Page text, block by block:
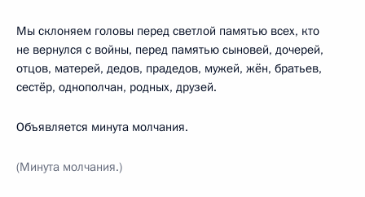
Мы склоняем головы перед светлой памятью всех, кто
не вернулся с войны, перед памятью сыновей, дочерей,
отцов, матерей, дедов, прадедов, мужей, жён, братьев,
сестёр, однополчан, родных, друзей.
Объявляется минута молчания.
(Минута молчания.)